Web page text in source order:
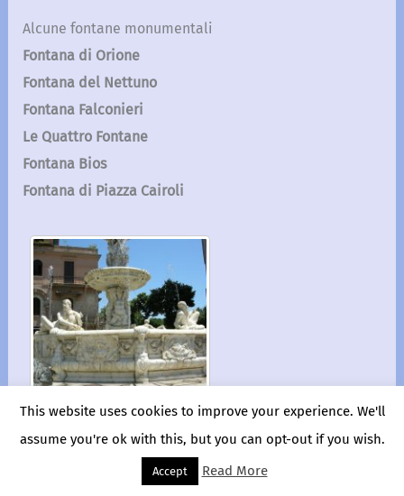
Alcune fontane monumentali
Fontana di Orione
Fontana del Nettuno
Fontana Falconieri
Le Quattro Fontane
Fontana Bios
Fontana di Piazza Cairoli
CC BY-SA 3.0, via Wikimedia Commons
This website uses cookies to improve your experience. We'll
assume you're ok with this, but you can opt-out if you wish.
Accept Read More